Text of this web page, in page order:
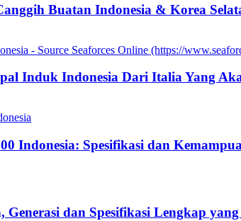
Buatan Indonesia & Korea
Induk Indonesia Dari Italia Yang
Indonesia: Spesifikasi dan
dan Spesifikasi Lengkap